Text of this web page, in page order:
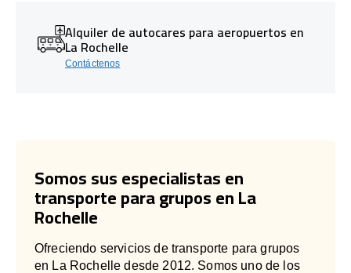
Alquiler de autocares para aeropuertos en
La Rochelle
Contáctenos
Somos sus especialistas en
transporte para grupos en La
Rochelle
Ofreciendo servicios de transporte para grupos
en La Rochelle desde 2012. Somos uno de los